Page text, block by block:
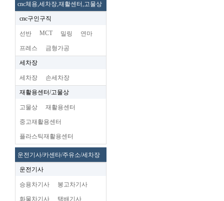
cnc체용,세차장,재활센터,고물상
cnc구인구직
선반 MCT 밀링 연마
프레스 금형가공
세차장
세차장 손세차장
재활용센터/고물상
고물상 재활용센터
중고재활용센터
플라스틱재활용센터
운전기사/카센타/주유소/세차장
운전기사
승용차기사 봉고차기사
화물차기사 택배기사